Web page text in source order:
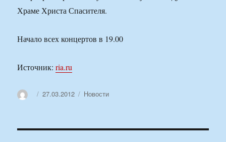
Храме Христа Спасителя.
Начало всех концертов в 19.00
Источник:ria.ru
АвторОпубликовано
27.03.2012 Рубрики
Новости